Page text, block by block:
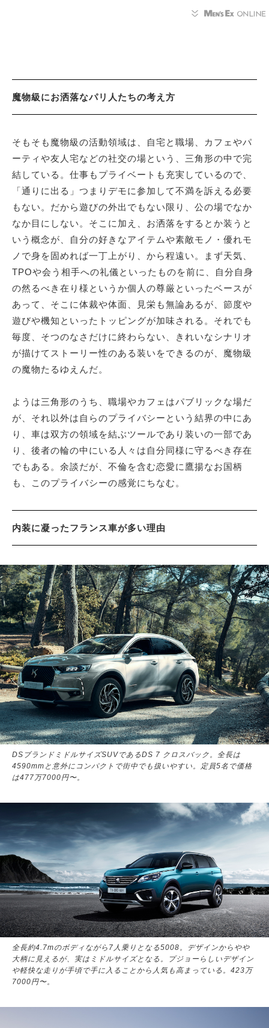
魔物級にお洒落なパリ人たちの考え方
そもそも魔物級の活動領域は、自宅と職場、カフェやパ
ーティや友人宅などの社交の場という、三角形の中で完
結している。仕事もプライベートも充実しているので、
「通りに出る」つまりデモに参加して不満を訴える必要
もない。だから遊びの外出でもない限り、公の場でなか
なか目にしない。そこに加え、お洒落をするとか装うと
いう概念が、自分の好きなアイテムや素敵モノ・優れモ
ノで身を固めれば一丁上がり、から程遠い。まず天気、
TPOや会う相手への礼儀といったものを前に、自分自身
の然るべき在り様というか個人の尊厳といったベースが
あって、そこに体裁や体面、見栄も無論あるが、節度や
遊びや機知といったトッピングが加味される。それでも
毎度、そつのなさだけに終わらない、きれいなシナリオ
が描けてストーリー性のある装いをできるのが、魔物級
の魔物たるゆえんだ。
ようは三角形のうち、職場やカフェはパブリックな場だ
が、それ以外は自らのプライバシーという結界の中にあ
り、車は双方の領域を結ぶツールであり装いの一部であ
り、後者の輪の中にいる人々は自分同様に守るべき存在
でもある。余談だが、不倫を含む恋愛に鷹揚なお国柄
も、このプライバシーの感覚にちなむ。
内装に凝ったフランス車が多い理由
DSブランドミドルサイズSUVであるDS 7 クロスバック。全長は
4590mmと意外にコンパクトで街中でも扱いやすい。定員5名で価格
は477万7000円〜。
全長約4.7mのボディながら7人乗りとなる5008。デザインからやや
大柄に見えるが、実はミドルサイズとなる。プジョーらしいデザイン
や軽快な走りが手頃で手に入ることから人気も高まっている。423万
7000円〜。